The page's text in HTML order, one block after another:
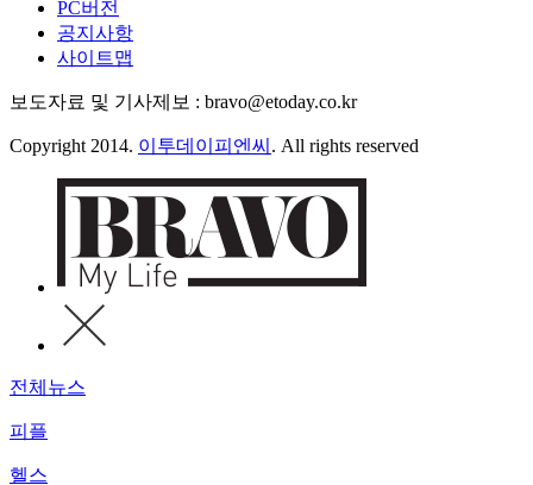
PC버전
공지사항
사이트맵
보도자료 및 기사제보 : bravo@etoday.co.kr
Copyright 2014. 이투데이피엔씨 . All rights reserved
전체뉴스
피플
헬스